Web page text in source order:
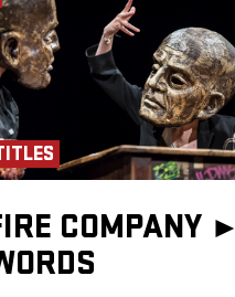
COMPANY ►